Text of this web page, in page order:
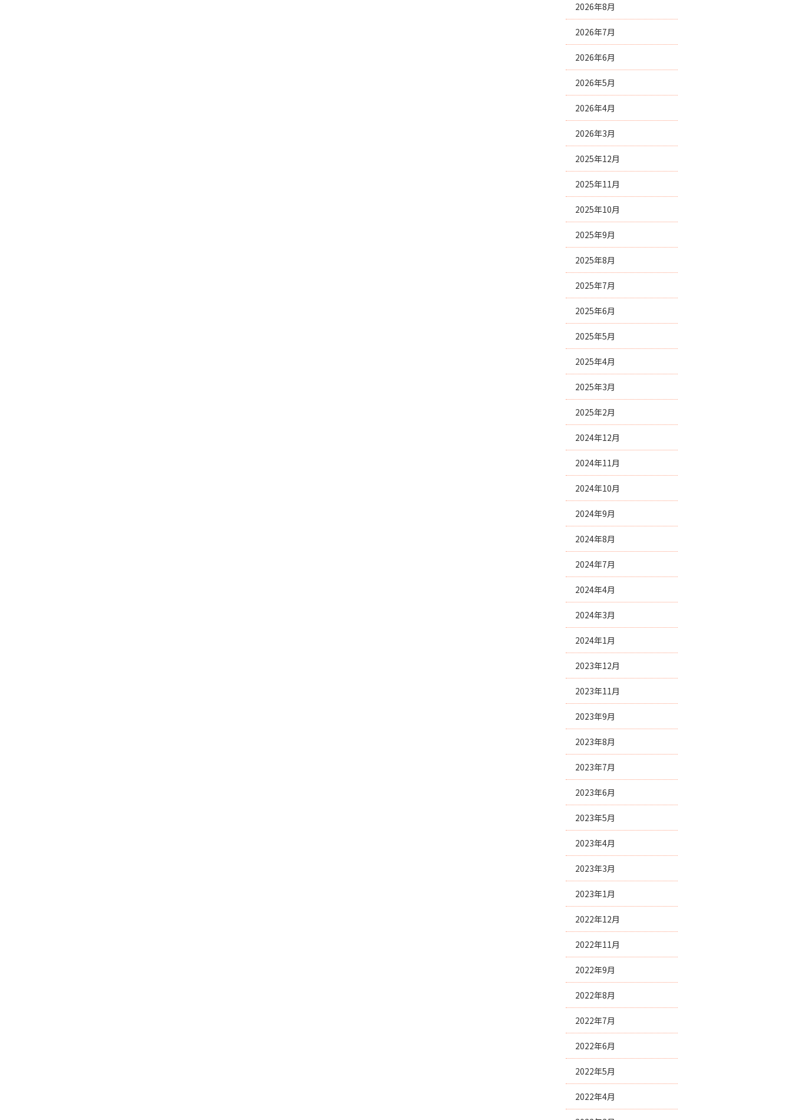
2026年8月
2026年7月
2026年6月
2026年5月
2026年4月
2026年3月
2025年12月
2025年11月
2025年10月
2025年9月
2025年8月
2025年7月
2025年6月
2025年5月
2025年4月
2025年3月
2025年2月
2024年12月
2024年11月
2024年10月
2024年9月
2024年8月
2024年7月
2024年4月
2024年3月
2024年1月
2023年12月
2023年11月
2023年9月
2023年8月
2023年7月
2023年6月
2023年5月
2023年4月
2023年3月
2023年1月
2022年12月
2022年11月
2022年9月
2022年8月
2022年7月
2022年6月
2022年5月
2022年4月